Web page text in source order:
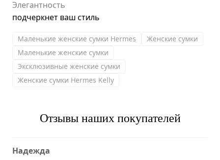
Элегантность
подчеркнет ваш стиль
Маленькие женские сумки Hermes
Женские сумки
Маленькие женские сумки
Эксклюзивные женские сумки
Женские сумки Hermes Kelly
Отзывы наших покупателей
Надежда